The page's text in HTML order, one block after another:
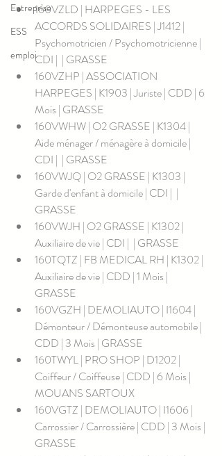
Entreprise
ESS
emploi
160VZLD | HARPEGES - LES
ACCORDS SOLIDAIRES | J1412 |
Psychomotricien / Psychomotricienne |
CDI |  | GRASSE
160VZHP | ASSOCIATION
HARPEGES | K1903 | Juriste | CDD | 6
Mois | GRASSE
160VWHW | O2 GRASSE | K1304 |
Aide ménager / ménagère à domicile |
CDI |  | GRASSE
160VWJQ | O2 GRASSE | K1303 |
Garde d'enfant à domicile | CDI |  |
GRASSE
160VWJH | O2 GRASSE | K1302 |
Auxiliaire de vie | CDI |  | GRASSE
160TQTZ | FB MEDICAL RH | K1302 |
Auxiliaire de vie | CDD | 1 Mois |
GRASSE
160VGZH | DEMOLIAUTO | I1604 |
Démonteur / Démonteuse automobile |
CDD | 3 Mois | GRASSE
160TWYL | PRO SHOP | D1202 |
Coiffeur / Coiffeuse | CDD | 6 Mois |
MOUANS SARTOUX
160VGTZ | DEMOLIAUTO | I1606 |
Carrossier / Carrossière | CDD | 3 Mois |
GRASSE